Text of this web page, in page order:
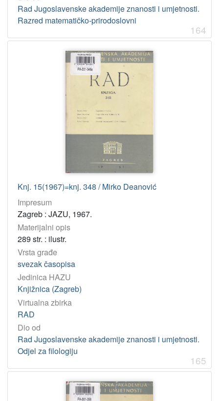
Rad Jugoslavenske akademije znanosti i umjetnosti.
Razred matematičko-prirodoslovni
164
Knj. 15(1967)=knj. 348 / Mirko Deanović
Impresum
Zagreb : JAZU, 1967.
Materijalni opis
289 str. : ilustr.
Vrsta građe
svezak časopisa
Jedinica HAZU
Knjižnica (Zagreb)
Virtualna zbirka
RAD
Dio od
Rad Jugoslavenske akademije znanosti i umjetnosti.
Odjel za filologiju
165